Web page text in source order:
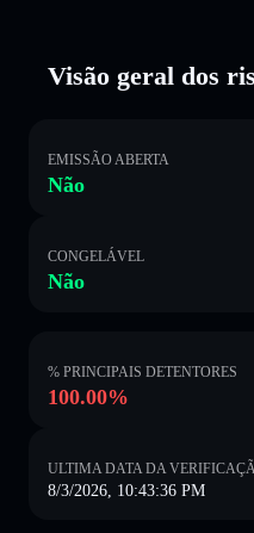
Visão geral dos
EMISSÃO ABERTA
Não
CONGELÁVEL
Não
% PRINCIPAIS DETENTORES
100.00%
ULTIMA DATA DA
8/3/2026, 10:43:36 PM